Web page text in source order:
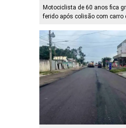
Motociclista de 60 anos fica
ferido após colisão com carro